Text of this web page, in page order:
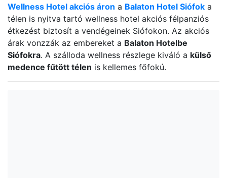
Wellness Hotel akciós áron a Balaton Hotel Siófok a
télen is nyitva tartó wellness hotel akciós félpanziós
étkezést biztosít a vendégeinek Siófokon. Az akciós
árak vonzzák az embereket a Balaton Hotelbe
Siófokra. A szálloda wellness részlege kiváló a külső
medence fűtött télen is kellemes főfokú.